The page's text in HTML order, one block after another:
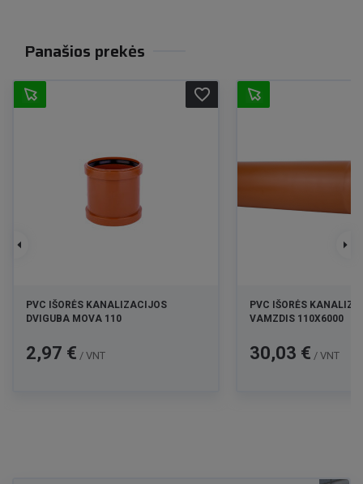
Panašios prekės
PVC IŠORĖS KANALIZACIJOS
DVIGUBA MOVA 110
Kaina
2,97 € / VNT
favorite_border
PVC IŠORĖS
VAMZDIS 110X6000
Kaina
30,03 € / VNT